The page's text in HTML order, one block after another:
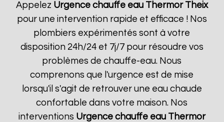
Appelez Urgence chauffe eau Thermor Theix
pour une intervention rapide et efficace ! Nos
plombiers expérimentés sont à votre
disposition 24h/24 et 7j/7 pour résoudre vos
problèmes de chauffe-eau. Nous
comprenons que l'urgence est de mise
lorsqu'il s'agit de retrouver une eau chaude
confortable dans votre maison. Nos
interventions Urgence chauffe eau Thermor